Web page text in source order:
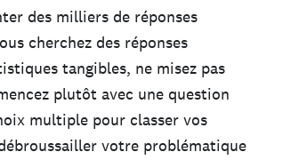
des milliers de réponses
cherchez des réponses
tangibles, ne misez pas
plutôt avec une question
multiple pour classer vos
votre problématique